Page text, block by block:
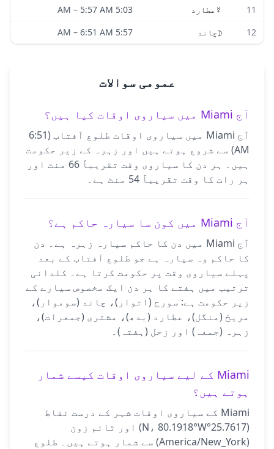
11
☿ عطارد 5:03 AM
– 5:57 AM
12
☽چاند 5:57 AM
– 6:51 AM
عمومی سوالات
آج Miami میں سیاروی اوقات کیا ہیں؟
آج Miami میں سیاروی اوقات طلوع آفتاب (6:51
AM) سے شروع ہوتے ہیں اور زہرہ کے زیر حکومت
ہیں۔ ہر دن کا سیاروی وقت تقریباً 66 منٹ اور
ہر رات کا وقت تقریباً 54 منٹ ہے۔
آج Miami میں کون سا سیارہ حاکم ہے؟
آج Miami میں دن کا حاکم سیارہ زہرہ ہے۔ دن
کا حاکم وہ سیارہ ہے جو طلوع آفتاب کے بعد
پہلے سیاروی وقت پر حکومت کرتا ہے۔ کلدانی
ترتیب میں ہفتے کا ہر دن ایک مخصوص سیارے کے
زیر حکومت ہے: سورج (اتوار)، چاند (سوموار)،
مریخ (منگل)، عطارد (بدھ)، مشتری (جمعرات)،
زہرہ (جمعہ) اور زحل (ہفتہ)۔
Miami کے لیے سیاروی اوقات کیسے شمار
ہوتے ہیں؟
Miami کے سیاروی اوقات شہر کے درست نقاط
(25.7617°N، 80.1918°W) اور ٹائم زون
(America/New_York) سے شمار ہوتے ہیں۔ طلوع